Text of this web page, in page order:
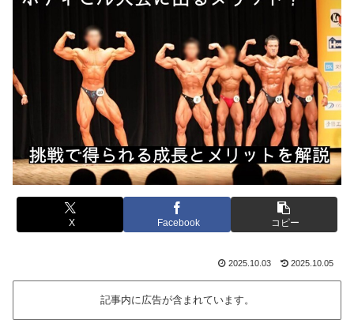
X Facebook コピー
2025.10.03 2025.10.05
記事内に広告が含まれています。